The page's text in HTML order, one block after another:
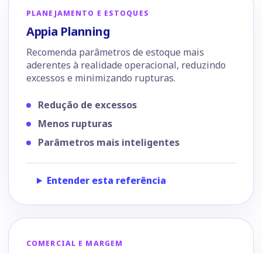
PLANEJAMENTO E ESTOQUES
Appia Planning
Recomenda parâmetros de estoque mais
aderentes à realidade operacional, reduzindo
excessos e minimizando rupturas.
Redução de excessos
Menos rupturas
Parâmetros mais inteligentes
Entender esta referência
COMERCIAL E MARGEM